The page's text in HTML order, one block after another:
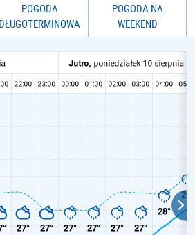
POGODA
DŁUGOTERMINOWA
POGODA NA
WEEKEND